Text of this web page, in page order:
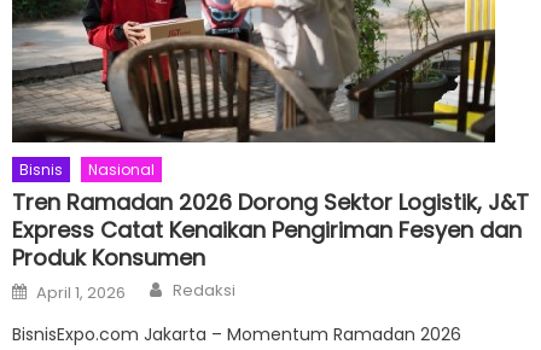
Bisnis Nasional
Tren Ramadan 2026 Dorong Sektor Logistik, J&T
Express Catat Kenaikan Pengiriman Fesyen dan
Produk Konsumen
Posted
on
April 1, 2026 Author
Redaksi
BisnisExpo.com Jakarta – Momentum Ramadan 2026